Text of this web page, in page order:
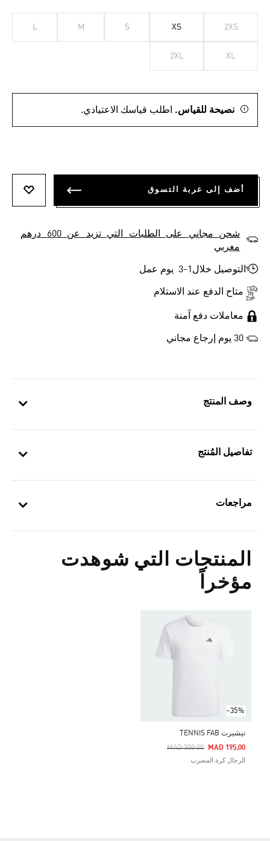
وصف المنتج
تفاصيل المُنتج
مراجعات
المنتجات التي شوهدت
مؤخراً
-35%
تيشيرت TENNIS FAB
Price Reduced From
MAD 300.00
To MAD 195.00
الرجال كرة المضرب
2XS
XS
S
M
L
XL
2XL
نصيحة للقياس. اطلب قياسك الاعتيادي.
أضف إلى عربة التسوق
شحن مجاني على الطلبات التي تزيد عن 600 درهم
مغربي
التوصيل خلال1-3 يوم عمل
متاح الدفع عند الاستلام
معاملات دفع آمنة